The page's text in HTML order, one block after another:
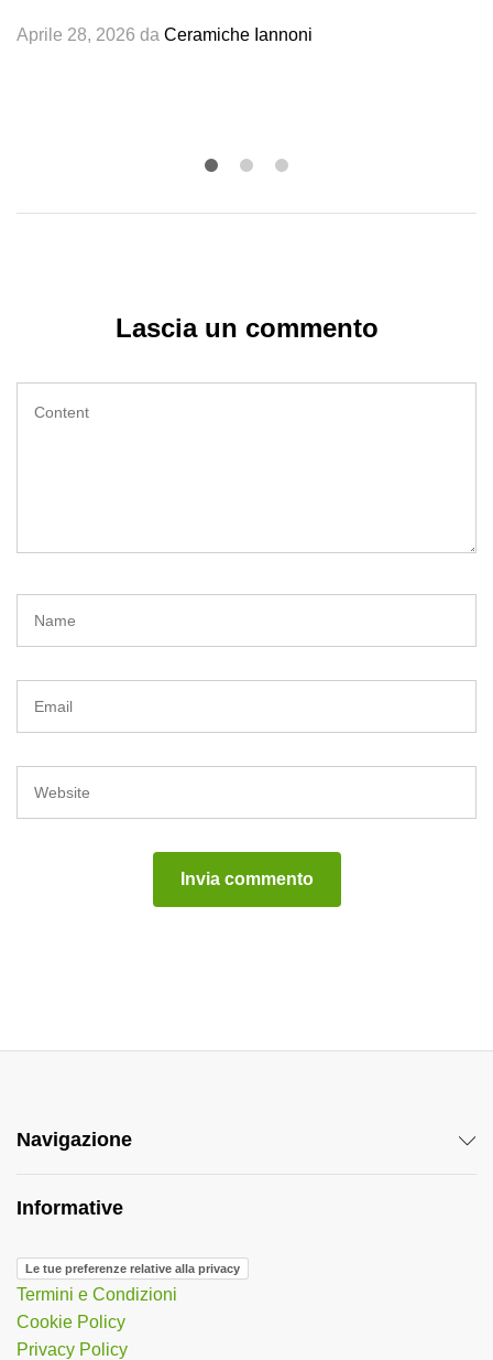
Aprile 28, 2026 da Ceramiche Iannoni
Lascia un commento
i
e
Navigazione
Informative
Le tue preferenze relative alla privacy
Termini e Condizioni
Cookie Policy
Privacy Policy